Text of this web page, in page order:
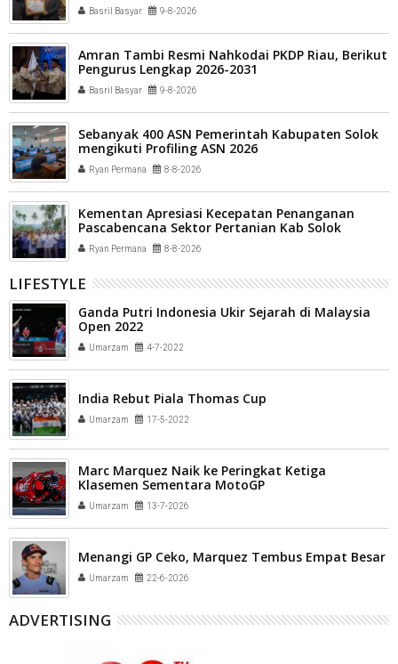
Basril Basyar 9-8-2026
Amran Tambi Resmi Nahkodai PKDP Riau, Berikut
Pengurus Lengkap 2026-2031
Basril Basyar 9-8-2026
Sebanyak 400 ASN Pemerintah Kabupaten Solok
mengikuti Profiling ASN 2026
Ryan Permana 8-8-2026
Kementan Apresiasi Kecepatan Penanganan
Pascabencana Sektor Pertanian Kab Solok
Ryan Permana 8-8-2026
LIFESTYLE
Ganda Putri Indonesia Ukir Sejarah di Malaysia
Open 2022
Umarzam 4-7-2022
India Rebut Piala Thomas Cup
Umarzam 17-5-2022
Marc Marquez Naik ke Peringkat Ketiga
Klasemen Sementara MotoGP
Umarzam 13-7-2026
Menangi GP Ceko, Marquez Tembus Empat Besar
Umarzam 22-6-2026
ADVERTISING